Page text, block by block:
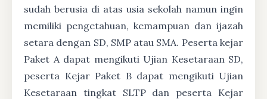
sudah berusia di atas usia sekolah namun ingin
memiliki pengetahuan, kemampuan dan ijazah
setara dengan SD, SMP atau SMA. Peserta kejar
Paket A dapat mengikuti Ujian Kesetaraan SD,
peserta Kejar Paket B dapat mengikuti Ujian
Kesetaraan tingkat SLTP dan peserta Kejar